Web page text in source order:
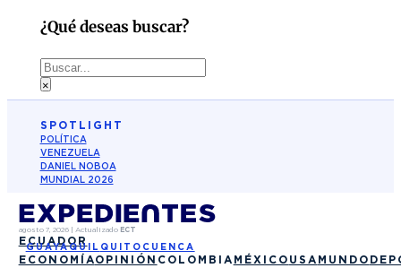
¿Qué deseas buscar?
Buscar
×
SPOTLIGHT
POLÍTICA
VENEZUELA
DANIEL NOBOA
MUNDIAL 2026
agosto 7, 2026| Actualizado ECT
ECUADOR
GUAYAQUIL QUITO CUENCA
ECONOMÍAOPINIÓN COLOMBIA MÉXICO USA MUNDO